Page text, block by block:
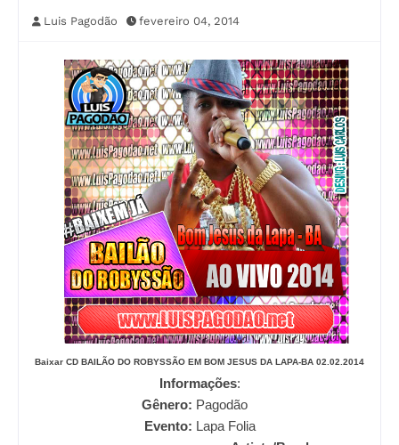
Luis Pagodão fevereiro 04, 2014
Baixar CD BAILÃO DO ROBYSSÃO EM BOM JESUS DA LAPA-BA 02.02.2014
Informações:
Gênero: Pagodão
Evento: Lapa Folia